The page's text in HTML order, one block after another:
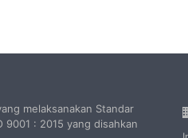
melaksanakan Standar
9001 : 2015 yang disahkan